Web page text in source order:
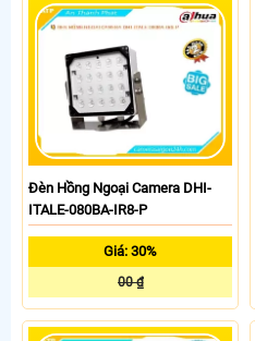
Đèn Hồng Ngoại Camera DHI-
ITALE-080BA-IR8-P
Giá: 30%
00 ₫